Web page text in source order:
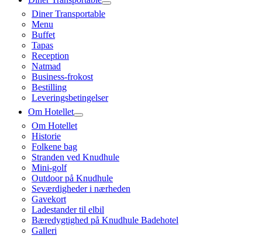
Diner Transportable
Menu
Buffet
Tapas
Reception
Natmad
Business-frokost
Bestilling
Leveringsbetingelser
Om Hotellet
Om Hotellet
Historie
Folkene bag
Stranden ved Knudhule
Mini-golf
Outdoor på Knudhule
Seværdigheder i nærheden
Gavekort
Ladestander til elbil
Bæredygtighed på Knudhule Badehotel
Galleri